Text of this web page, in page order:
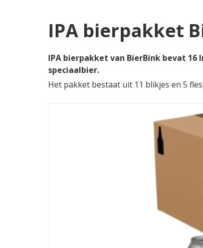
IPA bierpakket
IPA bierpakket van BierBink bevat
speciaalbier.
Het pakket bestaat uit 11 blikjes en 5